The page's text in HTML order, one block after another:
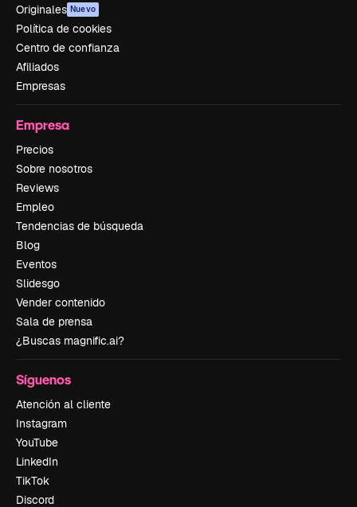
Originales Nuevo
Política de cookies
Centro de confianza
Afiliados
Empresas
Empresa
Precios
Sobre nosotros
Reviews
Empleo
Tendencias de búsqueda
Blog
Eventos
Slidesgo
Vender contenido
Sala de prensa
¿Buscas magnific.ai?
Síguenos
Atención al cliente
Instagram
YouTube
LinkedIn
TikTok
Discord